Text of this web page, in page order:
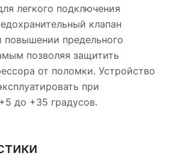
легкого подключения
клапан
повышении предельного
позволяя защитить
от поломки. Устройство
при
до +35 градусов.